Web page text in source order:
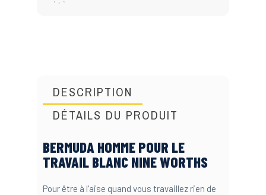
DESCRIPTION
DÉTAILS DU PRODUIT
BERMUDA HOMME POUR LE
TRAVAIL BLANC NINE WORTHS
Pour être à l'aise quand vous travaillez rien de